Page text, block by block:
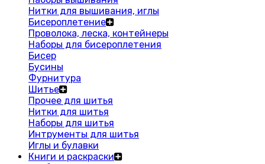
Нитки для вышивания, иглы
Бисероплетение
Проволока, леска, контейнеры
Наборы для бисероплетения
Бисер
Бусины
Фурнитура
Шитье
Прочее для шитья
Нитки для шитья
Наборы для шитья
Интрументы для шитья
Иглы и булавки
Книги и раскраски